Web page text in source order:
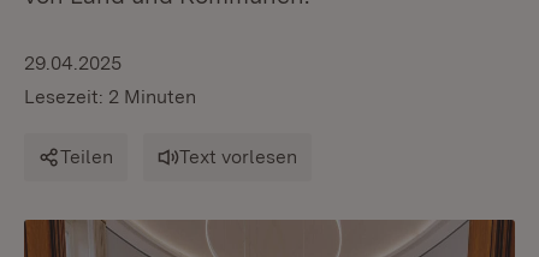
29.04.2025
Lesezeit: 2 Minuten
Teilen Text vorlesen